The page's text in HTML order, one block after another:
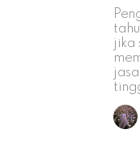
jika